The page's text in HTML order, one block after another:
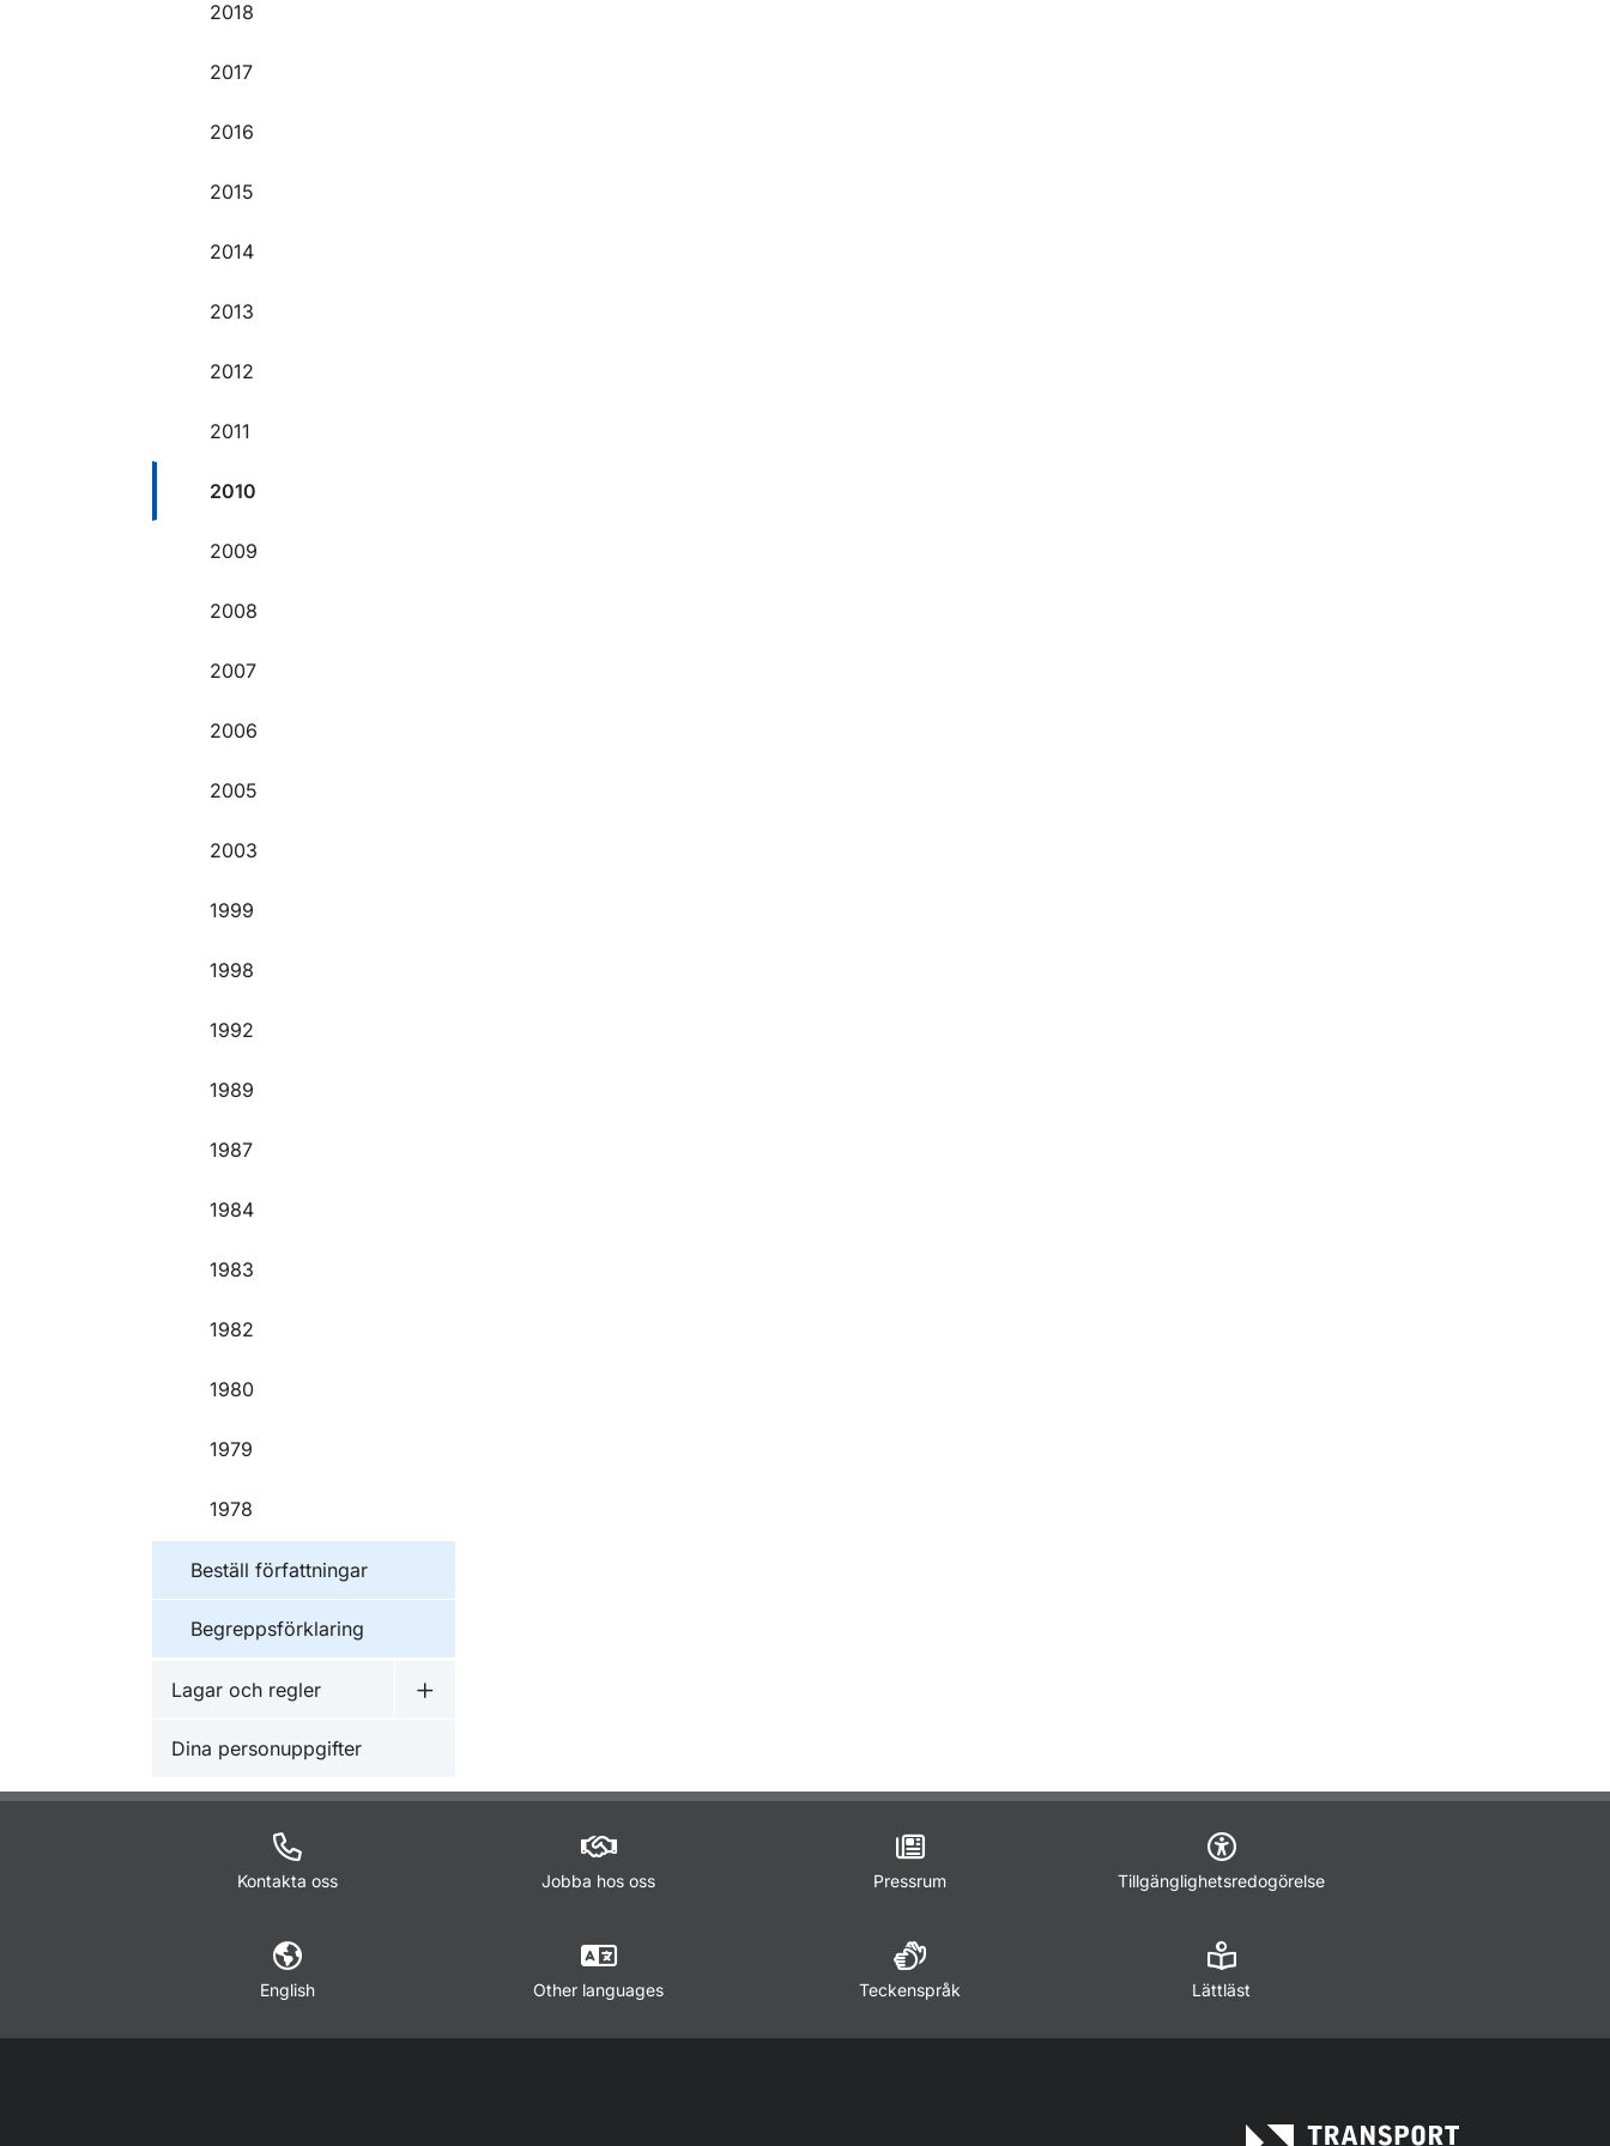
2018
2017
2016
2015
2014
2013
2012
2011
2010
2009
2008
2007
2006
2005
2003
1999
1998
1992
1989
1987
1984
1983
1982
1980
1979
1978
Beställ författningar
Begreppsförklaring
Lagar och regler
Undermeny för Lagar och regler
Dina personuppgifter
Kontakta oss Jobba hos oss Pressrum Tillgänglighetsredogörelse
English Other languages Teckenspråk Lättläst